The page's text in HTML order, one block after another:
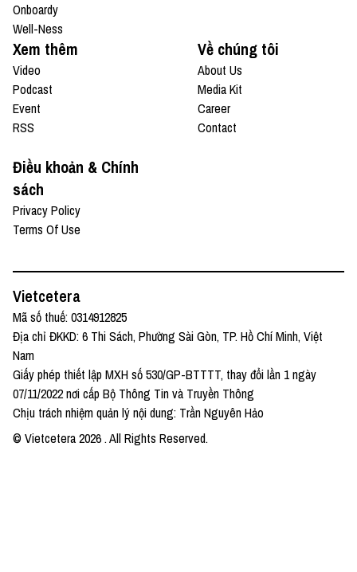
Onboardy
Well-Ness
Xem thêm
Video
Podcast
Event
RSS
Về chúng tôi
About Us
Media Kit
Career
Contact
Điều khoản & Chính
sách
Privacy Policy
Terms Of Use
Vietcetera
Mã số thuế: 0314912825
Địa chỉ ĐKKD: 6 Thi Sách, Phường Sài Gòn, TP. Hồ Chí Minh, Việt
Nam
Giấy phép thiết lập MXH số 530/GP-BTTTT, thay đổi lần 1 ngày
07/11/2022 nơi cấp Bộ Thông Tin và Truyền Thông
Chịu trách nhiệm quản lý nội dung: Trần Nguyên Hảo
© Vietcetera2026. All Rights Reserved.